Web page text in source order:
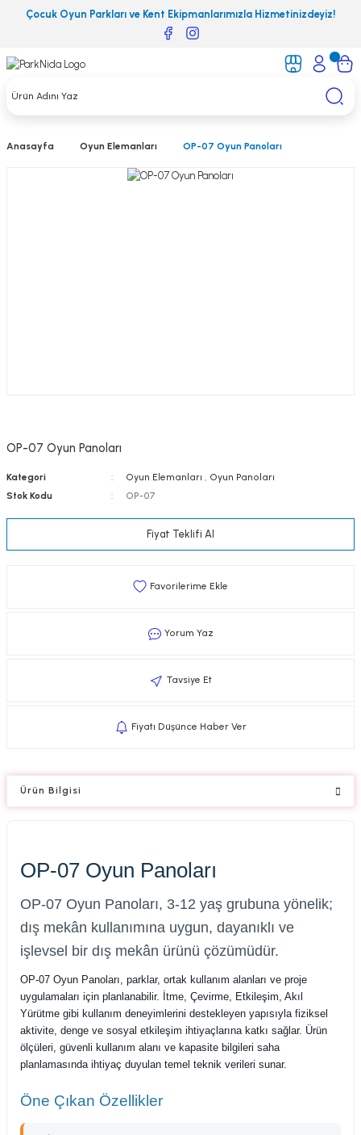
Çocuk Oyun Parkları ve Kent Ekipmanlarımızla Hizmetinizdeyiz!
Anasayfa Oyun Elemanları OP-07 Oyun Panoları
OP-07 Oyun Panoları
Kategori Oyun Elemanları
Oyun Panoları
Stok Kodu
OP-07
Fiyat Teklifi Al
Yorum Yaz
Tavsiye Et
Fiyatı Düşünce Haber Ver
Ürün Bilgisi
OP-07 Oyun Panoları
OP-07 Oyun Panoları, 3-12 yaş grubuna yönelik;
dış mekân kullanımına uygun, dayanıklı ve
işlevsel bir dış mekân ürünü çözümüdür.
OP-07 Oyun Panoları, parklar, ortak kullanım alanları ve proje
uygulamaları için planlanabilir. İtme, Çevirme, Etkileşim, Akıl
Yürütme gibi kullanım deneyimlerini destekleyen yapısıyla fiziksel
aktivite, denge ve sosyal etkileşim ihtiyaçlarına katkı sağlar. Ürün
ölçüleri, güvenli kullanım alanı ve kapasite bilgileri saha
planlamasında ihtiyaç duyulan temel teknik verileri sunar.
Öne Çıkan Özellikler